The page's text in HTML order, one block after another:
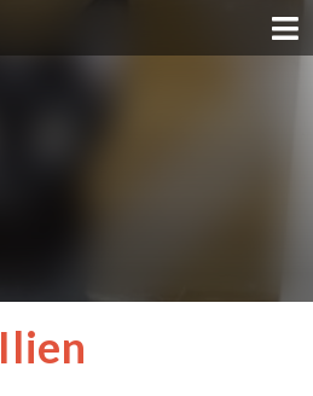
NOUS SOUTENIR
Ilien